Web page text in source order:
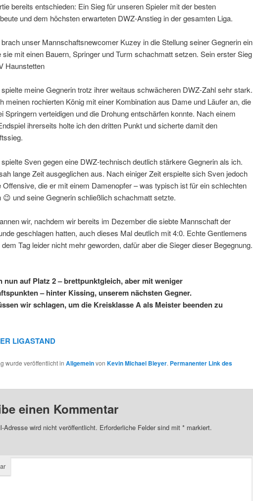
bereits entschieden: Ein Sieg für unseren Spieler mit der besten
und dem höchsten erwarteten DWZ-Anstieg in der gesamten Liga.
unser Mannschaftsnewcomer Kuzey in die Stellung seiner Gegnerin ein
sie mit einen Bauern, Springer und Turm schachmatt setzen. Sein erster Sieg
Haunstetten
meine Gegnerin trotz ihrer weitaus schwächeren DWZ-Zahl sehr stark.
meinen rochierten König mit einer Kombination aus Dame und Läufer an, die
Springern verteidigen und die Drohung entschärfen konnte. Nach einem
ihrerseits holte ich den dritten Punkt und sicherte damit den
Sven gegen eine DWZ-technisch deutlich stärkere Gegnerin als ich.
lange Zeit ausgeglichen aus. Nach einiger Zeit erspielte sich Sven jedoch
Offensive, die er mit einem Damenopfer – was typisch ist für ein schlechten
😉 und seine Gegnerin schließlich schachmatt setzte.
wir, nachdem wir bereits im Dezember die siebte Mannschaft der
geschlagen hatten, auch dieses Mal deutlich mit 4:0. Echte Gentlemens
Tag leider nicht mehr geworden, dafür aber die Sieger dieser Begegnung.
nun auf Platz 2 – brettpunktgleich, aber mit weniger
– hinter Kissing, unserem nächsten Gegner.
wir schlagen, um die Kreisklasse A als Meister beenden zu
LIGASTAND
wurde veröffentlicht in Allgemeinvon Kevin Michael Bleyer. Permanenter Link des
einen Kommentar
Adresse wird nicht veröffentlicht. Erforderliche Felder sind mit *markiert.